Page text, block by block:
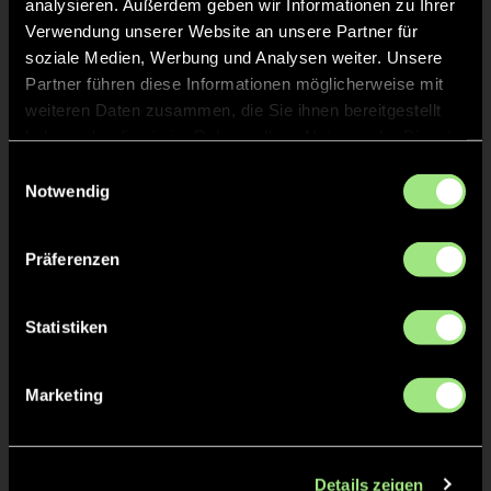
analysieren. Außerdem geben wir Informationen zu Ihrer
Verwendung unserer Website an unsere Partner für
soziale Medien, Werbung und Analysen weiter. Unsere
Partner führen diese Informationen möglicherweise mit
weiteren Daten zusammen, die Sie ihnen bereitgestellt
Notwendig
Präferenzen
Statistiken
Marketing
Details zeigen
22' KURZE ECKE
18' KURZE ECKE - VERGEBEN
18'
12' ANPFIFF 2. Halbzeit
12'